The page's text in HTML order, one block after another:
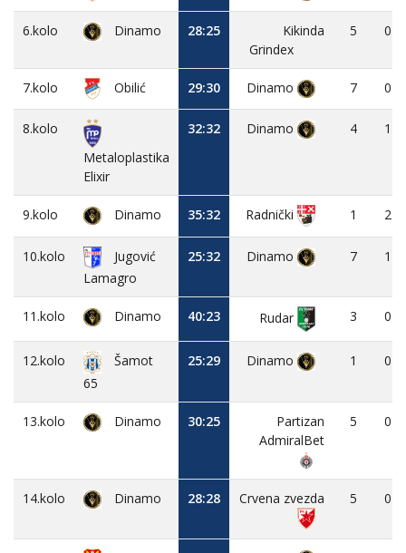
6.kolo Dinamo 28:25
Kikinda
Grindex
5 0
7.kolo Obilić 29:30 Dinamo 7 0
8.kolo
Metaloplastika
Elixir
32:32 Dinamo 4 1
9.kolo Dinamo 35:32 Radnički 1 2
10.kolo
Jugović
Lamagro
25:32 Dinamo 7 1
11.kolo Dinamo 40:23 Rudar 3 0
12.kolo
Šamot
65
25:29 Dinamo 1 0
13.kolo Dinamo 30:25
Partizan
AdmiralBet
5 0
14.kolo Dinamo 28:28 Crvena zvezda 5 0